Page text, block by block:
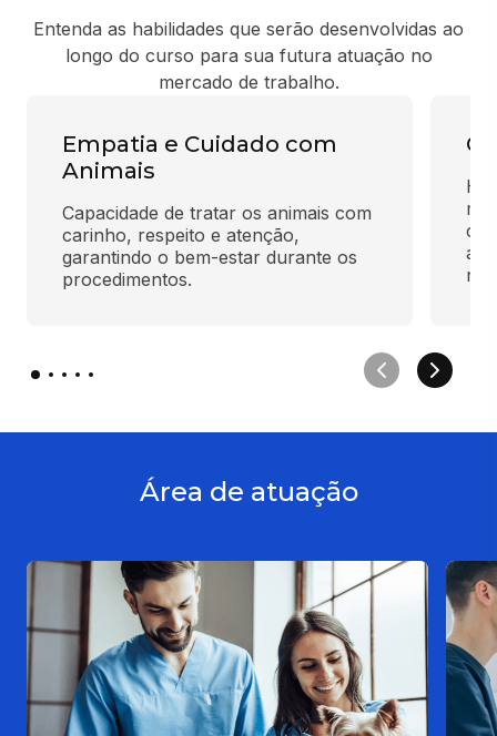
Entenda as habilidades que serão desenvolvidas ao
longo do curso para sua futura atuação no
mercado de trabalho.
Empatia e Cuidado com
Animais
Capacidade de tratar os animais com
carinho, respeito e atenção,
garantindo o bem-estar durante os
procedimentos.
Área de atuação